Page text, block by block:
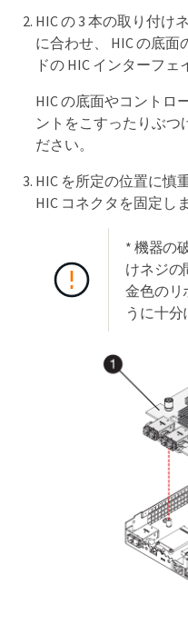
HIC の 3 本の取り付け
に合わせ、 HIC の底
ドの HIC インターフェ
HIC の底面やコントロ
ントをこすったりぶつ
ださい。
HIC を所定の位置に慎
HIC コネクタを固定し
* 機器の
けネジの
金色のリ
うに十分